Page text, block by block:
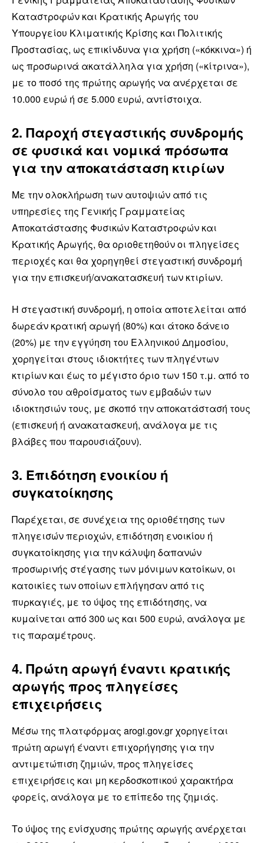
Καταστροφών και Κρατικής Αρωγής του
Υπουργείου Κλιματικής Κρίσης και Πολιτικής
Προστασίας, ως επικίνδυνα για χρήση («κόκκινα») ή
ως προσωρινά ακατάλληλα για χρήση («κίτρινα»),
με το ποσό της πρώτης αρωγής να ανέρχεται σε
10.000 ευρώ ή σε 5.000 ευρώ, αντίστοιχα.
2. Παροχή στεγαστικής συνδρομής
σε φυσικά και νομικά πρόσωπα
για την αποκατάσταση κτιρίων
Με την ολοκλήρωση των αυτοψιών από τις
υπηρεσίες της Γενικής Γραμματείας
Αποκατάστασης Φυσικών Καταστροφών και
Κρατικής Αρωγής, θα οριοθετηθούν οι πληγείσες
περιοχές και θα χορηγηθεί στεγαστική συνδρομή
για την επισκευή/ανακατασκευή των κτιρίων.
Η στεγαστική συνδρομή, η οποία αποτελείται από
δωρεάν κρατική αρωγή (80%) και άτοκο δάνειο
(20%) με την εγγύηση του Ελληνικού Δημοσίου,
χορηγείται στους ιδιοκτήτες των πληγέντων
κτιρίων και έως το μέγιστο όριο των 150 τ.μ. από το
σύνολο του αθροίσματος των εμβαδών των
ιδιοκτησιών τους, με σκοπό την αποκατάστασή τους
(επισκευή ή ανακατασκευή, ανάλογα με τις
βλάβες που παρουσιάζουν).
3. Επιδότηση ενοικίου ή
συγκατοίκησης
Παρέχεται, σε συνέχεια της οριοθέτησης των
πληγεισών περιοχών, επιδότηση ενοικίου ή
συγκατοίκησης για την κάλυψη δαπανών
προσωρινής στέγασης των μόνιμων κατοίκων, οι
κατοικίες των οποίων επλήγησαν από τις
πυρκαγιές, με το ύψος της επιδότησης, να
κυμαίνεται από 300 ως και 500 ευρώ, ανάλογα με
τις παραμέτρους.
4. Πρώτη αρωγή έναντι κρατικής
αρωγής προς πληγείσες
επιχειρήσεις
Μέσω της πλατφόρμας arogi.gov.gr χορηγείται
πρώτη αρωγή έναντι επιχορήγησης για την
αντιμετώπιση ζημιών, προς πληγείσες
επιχειρήσεις και μη κερδοσκοπικού χαρακτήρα
φορείς, ανάλογα με το επίπεδο της ζημιάς.
Το ύψος της ενίσχυσης πρώτης αρωγής ανέρχεται